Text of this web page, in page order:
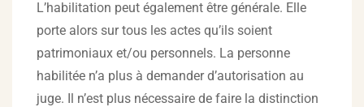
L’habilitation peut également être générale. Elle
porte alors sur tous les actes qu’ils soient
patrimoniaux et/ou personnels. La personne
habilitée n’a plus à demander d’autorisation au
juge. Il n’est plus nécessaire de faire la distinction